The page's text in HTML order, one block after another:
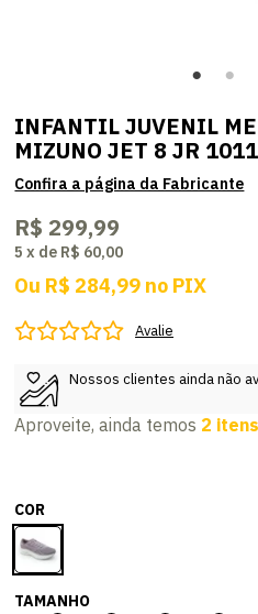
INFANTIL JUVENIL
MIZUNO JET 8 JR
R$ 299,99
5 x de R$ 60,00
Ou R$ 284,99 no PIX
Avalie
Nossos clientes ainda não
Aproveite, ainda temos 2 itens
COR
TAMANHO